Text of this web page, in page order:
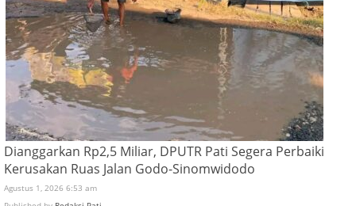
Dianggarkan Rp2,5 Miliar, DPUTR Pati Segera Perbaiki
Kerusakan Ruas Jalan Godo-Sinomwidodo
Agustus 1, 2026 6:53 am